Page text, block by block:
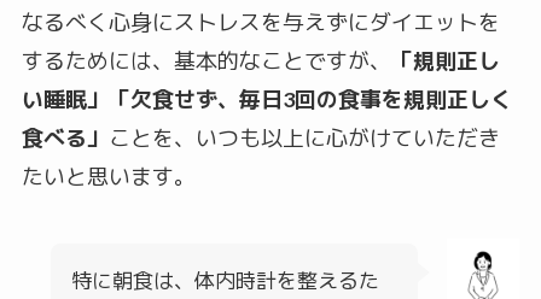
なるべく心身にストレスを与えずにダイエットを
するためには、基本的なことですが、
「規則正し
い睡眠」「欠食せず、毎日3回の食事を規則正しく
食べる」 ことを、いつも以上に心がけていただき
たいと思います。
特に朝食は、体内時計を整えるた